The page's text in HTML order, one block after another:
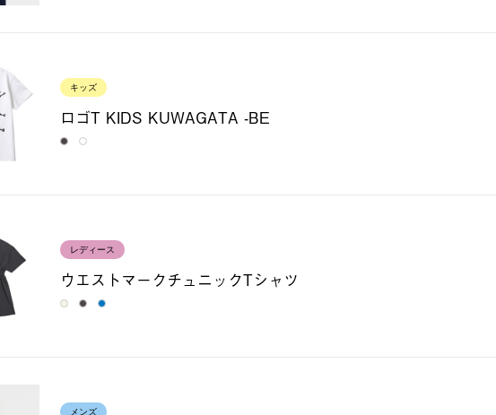
キッズ
ロゴT KIDS KUWAGATA -BE
レディース
ウエストマークチュニックTシャツ
メンズ